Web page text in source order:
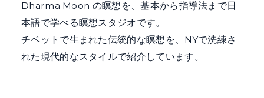
Dharma Moon の瞑想を、基本から指導法まで日
本語で学べる瞑想スタジオです。
チベットで生まれた伝統的な瞑想を、NYで洗練さ
れた現代的なスタイルで紹介しています。